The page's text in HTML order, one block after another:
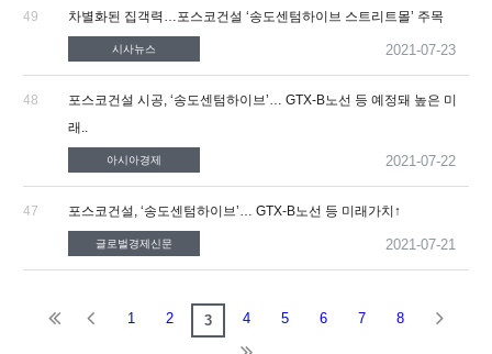
49 차별화된 집객력…포스코건설 ‘송도센텀하이브 스트리트몰’ 주목
시사뉴스 2021-07-23
48
포스코건설 시공, ‘송도센텀하이브’… GTX-B노선 등 예정돼 높은 미
래..
아시아경제 2021-07-22
47 포스코건설, ‘송도센텀하이브’… GTX-B노선 등 미래가치↑
글로벌경제신문 2021-07-21
1 2 3 4 5 6 7 8